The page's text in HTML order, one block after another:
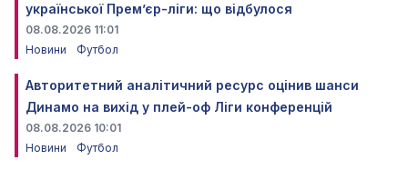
української Прем’єр-ліги: що відбулося
08.08.2026 11:01
Новини
Футбол
Авторитетний аналітичний ресурс оцінив шанси
Динамо на вихід у плей-оф Ліги конференцій
08.08.2026 10:01
Новини
Футбол